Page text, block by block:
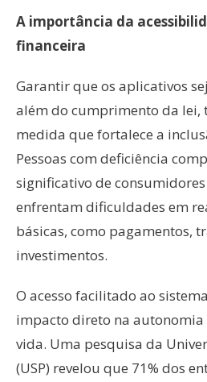
A importância da
financeira
Garantir que os aplicativos
além do cumprimento da lei,
medida que fortalece a
Pessoas com deficiência
significativo de consumidores
enfrentam dificuldades em
básicas, como pagamentos,
investimentos.
O acesso facilitado ao
impacto direto na
vida. Uma pesquisa da
(USP) revelou que 71% dos